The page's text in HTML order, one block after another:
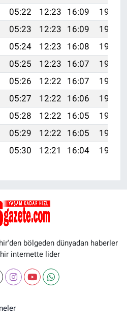
05:22 12:23 16:09
19:14
05:23 12:23 16:09
19:13
05:24 12:23 16:08
19:11
05:25 12:23 16:07
19:10
05:26 12:22 16:07
19:09
05:27 12:22 16:06
19:07
05:28 12:22 16:05
19:06
05:29 12:22 16:05
19:04
05:30 12:21 16:04 19:03
bölgeden dünyadan haberler
internette lider